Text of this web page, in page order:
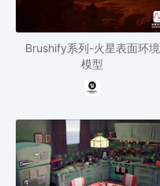
Brushify系列-火星表面环境
模型